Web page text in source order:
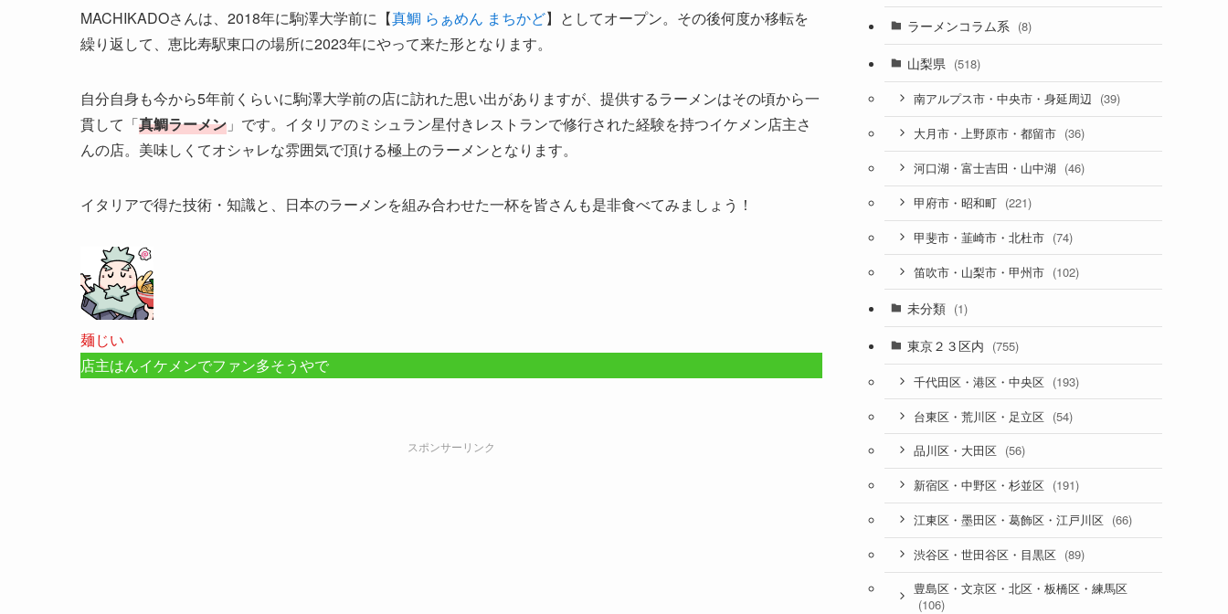
MACHIKADOさんは、2018年に駒澤大学前に【真鯛 らぁめん まちかど】としてオープン。その後何度か移転を
繰り返して、恵比寿駅東口の場所に2023年にやって来た形となります。
自分自身も今から5年前くらいに駒澤大学前の店に訪れた思い出がありますが、提供するラーメンはその頃から一
貫して「真鯛ラーメン 」です。イタリアのミシュラン星付きレストランで修行された経験を持つイケメン店主さ
んの店。美味しくてオシャレな雰囲気で頂ける極上のラーメンとなります。
イタリアで得た技術・知識と、日本のラーメンを組み合わせた一杯を皆さんも是非食べてみましょう！
麺じい
店主はんイケメンでファン多そうやで
スポンサーリンク
ラーメンコラム系 (8)
山梨県 (518)
南アルプス市・中央市・身延周辺 (39)
大月市・上野原市・都留市 (36)
河口湖・富士吉田・山中湖 (46)
甲府市・昭和町 (221)
甲斐市・韮崎市・北杜市 (74)
笛吹市・山梨市・甲州市 (102)
未分類 (1)
東京２３区内 (755)
千代田区・港区・中央区 (193)
台東区・荒川区・足立区 (54)
品川区・大田区 (56)
新宿区・中野区・杉並区 (191)
江東区・墨田区・葛飾区・江戸川区 (66)
渋谷区・世田谷区・目黒区 (89)
豊島区・文京区・北区・板橋区・練馬区
(106)